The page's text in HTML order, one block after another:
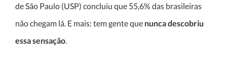
de São Paulo (USP) concluiu que 55,6% das brasileiras
não chegam lá. E mais: tem gente que nunca descobriu
essa sensação.